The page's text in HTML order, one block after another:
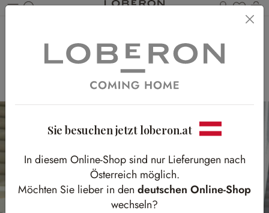
Du
Boho-Charme
Warme Töne, sanfte Formen und ein entspanntes
Wohngefühl
Sie besuchen jetzt loberon.at
In diesem Online-Shop sind nur Lieferungen nach
Österreich möglich.
Möchten Sie lieber in den deutschen Online-Shop
wechseln?